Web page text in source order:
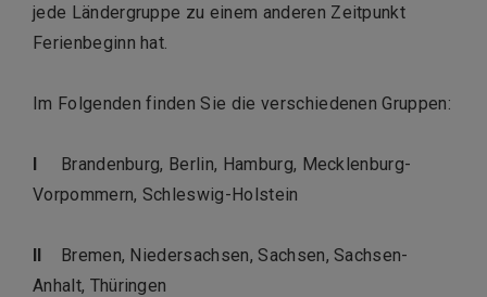
jede Ländergruppe zu einem anderen Zeitpunkt
Ferienbeginn hat.
Im Folgenden finden Sie die verschiedenen Gruppen:
I
Brandenburg, Berlin, Hamburg, Mecklenburg-
Vorpommern, Schleswig-Holstein
II
Bremen, Niedersachsen, Sachsen, Sachsen-
Anhalt, Thüringen